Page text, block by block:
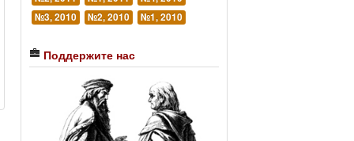
№3, 2010
№2, 2010 №1, 2010
Поддержите нас